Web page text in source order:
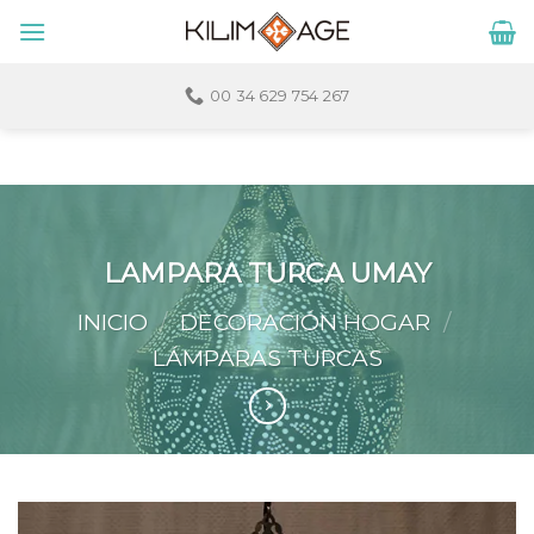
00 34 629 754 267
LAMPARA TURCA UMAY
INICIO / DECORACIÓN HOGAR /
LÁMPARAS TURCAS